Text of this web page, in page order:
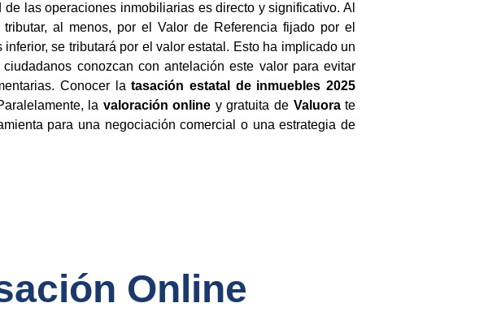
las operaciones inmobiliarias es directo y significativo. Al
al menos, por el Valor de Referencia fijado por el
se tributará por el valor estatal. Esto ha implicado un
conozcan con antelación este valor para evitar
Conocer latasación estatal de inmuebles 2025
la valoración online y gratuita de Valuorate
para una negociación comercial o una estrategia de
Online